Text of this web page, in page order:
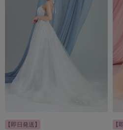
【即日発送】 【